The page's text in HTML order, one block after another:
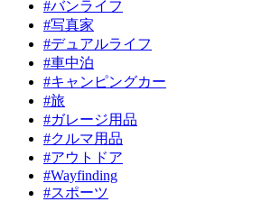
#バンライフ
#写真家
#デュアルライフ
#車中泊
#キャンピングカー
#旅
#ガレージ用品
#クルマ用品
#アウトドア
#Wayfinding
#スポーツ